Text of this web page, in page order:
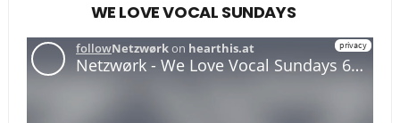
WE LOVE VOCAL SUNDAYS